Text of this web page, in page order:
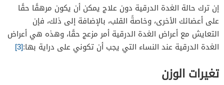
إن ترك حالة الغدة الدرقية دون علاج يمكن أن يكون مرهقًا حقًا
على أعضائك الأخرى، وخاصةً القلب، بالإضافة إلى ذلك، فإن
التعايش مع أعراض الغدة الدرقية أمر مزعج حقًا، وهذه هي أعراض
الغدة الدرقية عند النساء التي يجب أن تكوني على دراية بها:[3]
تغيرات الوزن